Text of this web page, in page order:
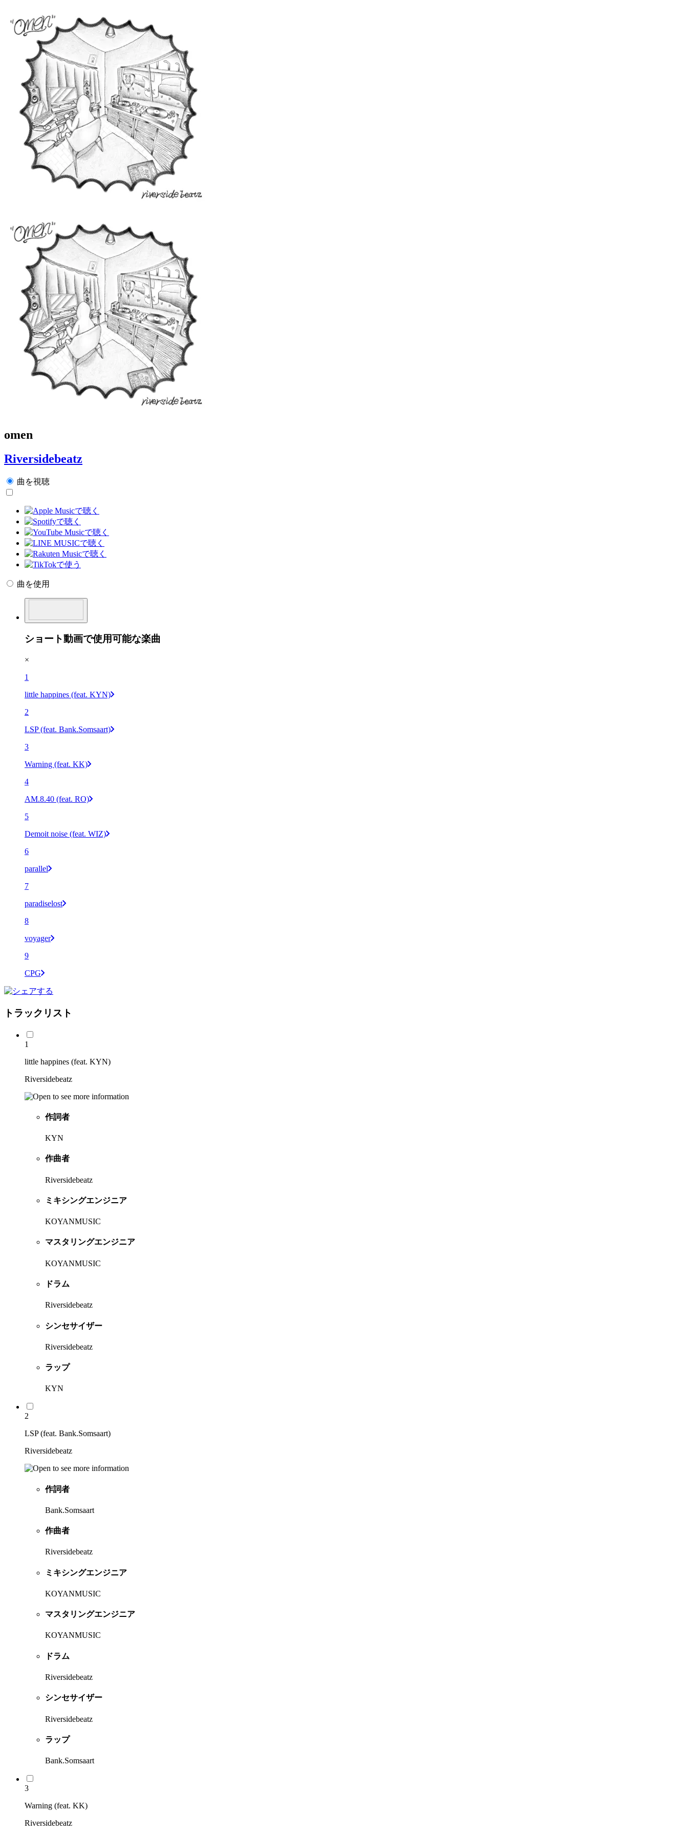
omen
Riversidebeatz
曲を視聴
曲を使用
ショート動画で使用可能な楽曲
×
1
little happines (feat. KYN)
2
LSP (feat. Bank.Somsaart)
3
Warning (feat. KK)
4
AM.8.40 (feat. RO)
5
Demoit noise (feat. WIZ)
6
parallel
7
paradiselost
8
voyager
9
CPG
トラックリスト
1
little happines (feat. KYN)
Riversidebeatz
作詞者
KYN
作曲者
Riversidebeatz
ミキシングエンジニア
KOYANMUSIC
マスタリングエンジニア
KOYANMUSIC
ドラム
Riversidebeatz
シンセサイザー
Riversidebeatz
ラップ
KYN
2
LSP (feat. Bank.Somsaart)
Riversidebeatz
作詞者
Bank.Somsaart
作曲者
Riversidebeatz
ミキシングエンジニア
KOYANMUSIC
マスタリングエンジニア
KOYANMUSIC
ドラム
Riversidebeatz
シンセサイザー
Riversidebeatz
ラップ
Bank.Somsaart
3
Warning (feat. KK)
Riversidebeatz